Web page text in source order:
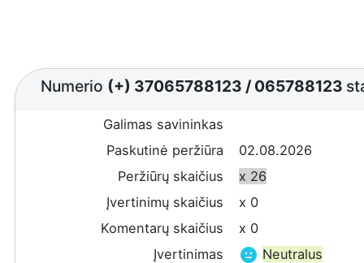
Numerio (+) 37065788123 /065788123
Galimas savininkas
Paskutinė peržiūra
02.08.2026
Peržiūrų skaičius
x 26
Įvertinimų skaičius
x 0
Komentarų skaičius
x 0
Įvertinimas
Neutralus